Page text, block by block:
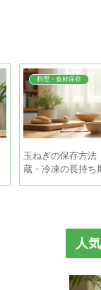
料理・食材保存
玉ねぎの保存方法
蔵・冷凍の長持ち
ねぎの違い
人